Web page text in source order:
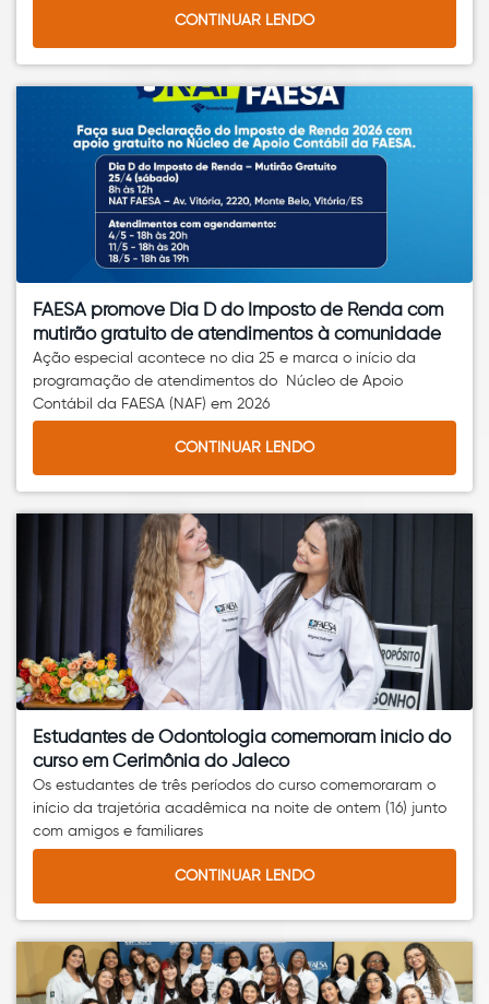
CONTINUAR LENDO
FAESA promove Dia D do Imposto de Renda com
mutirão gratuito de atendimentos à comunidade
Ação especial acontece no dia 25 e marca o início da
programação de atendimentos do Núcleo de Apoio
Contábil da FAESA (NAF) em 2026
CONTINUAR LENDO
Estudantes de Odontologia comemoram início do
curso em Cerimônia do Jaleco
Os estudantes de três períodos do curso comemoraram o
início da trajetória acadêmica na noite de ontem (16) junto
com amigos e familiares
CONTINUAR LENDO